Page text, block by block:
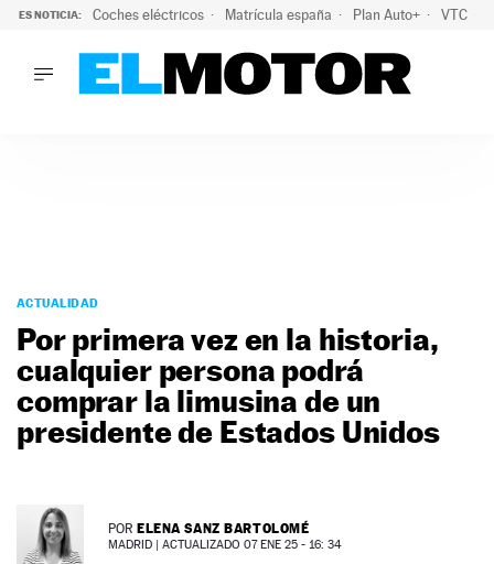
ES NOTICIA: Coches eléctricos Matrícula españa Plan Auto+ VTC
PODCAST
MOTOS
TECNOLOGÍA
PREMIOS
NEWSLETTER
ACTUALIDAD
Por primera vez en la historia,
cualquier persona podrá
comprar la limusina de un
presidente de Estados Unidos
POR ELENA SANZ BARTOLOMÉ
MADRID | ACTUALIZADO 07 ENE 25 - 16: 34